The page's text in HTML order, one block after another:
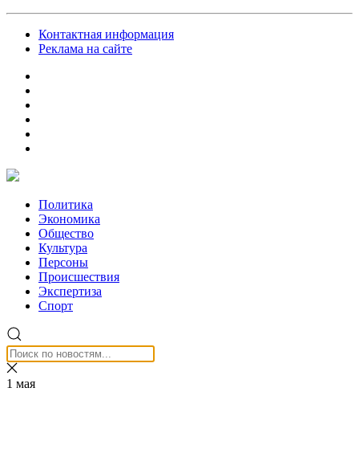
Контактная информация
Реклама на сайте
Политика
Экономика
Общество
Культура
Персоны
Происшествия
Экспертиза
Спорт
1 мая